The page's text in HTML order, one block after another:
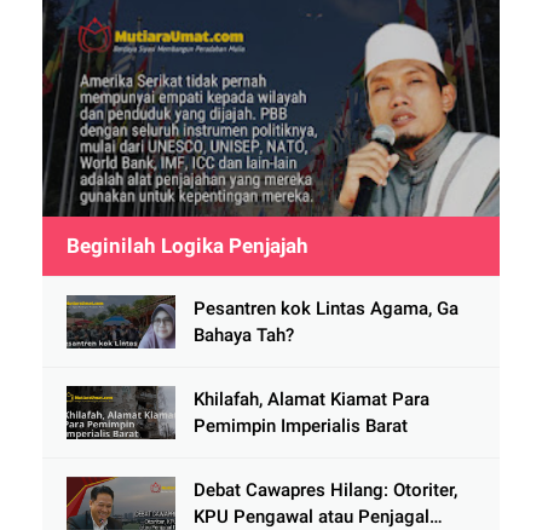
Beginilah Logika Penjajah
Pesantren kok Lintas Agama, Ga
Bahaya Tah?
Khilafah, Alamat Kiamat Para
Pemimpin Imperialis Barat
Debat Cawapres Hilang: Otoriter,
KPU Pengawal atau Penjagal